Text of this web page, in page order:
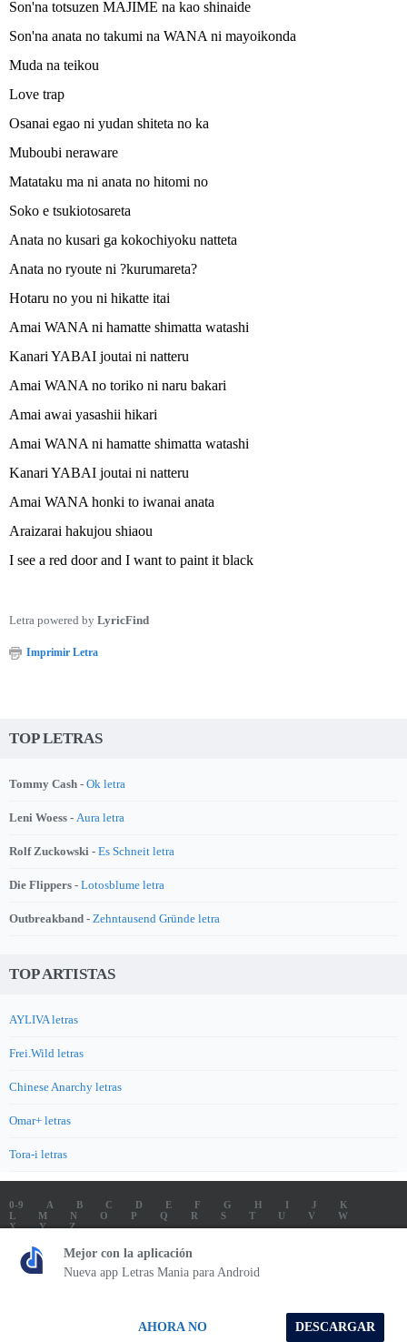
Son'na totsuzen MAJIME na kao shinaide
Son'na anata no takumi na WANA ni mayoikonda
Muda na teikou
Love trap
Osanai egao ni yudan shiteta no ka
Muboubi neraware
Matataku ma ni anata no hitomi no
Soko e tsukiotosareta
Anata no kusari ga kokochiyoku natteta
Anata no ryoute ni ?kurumareta?
Hotaru no you ni hikatte itai
Amai WANA ni hamatte shimatta watashi
Kanari YABAI joutai ni natteru
Amai WANA no toriko ni naru bakari
Amai awai yasashii hikari
Amai WANA ni hamatte shimatta watashi
Kanari YABAI joutai ni natteru
Amai WANA honki to iwanai anata
Araizarai hakujou shiaou
I see a red door and I want to paint it black
Letra powered by LyricFind
Imprimir Letra
TOP LETRAS
Tommy Cash - Ok letra
Leni Woess - Aura letra
Rolf Zuckowski - Es Schneit letra
Die Flippers - Lotosblume letra
Outbreakband - Zehntausend Gründe letra
TOP ARTISTAS
AYLIVA letras
Frei.Wild letras
Chinese Anarchy letras
Omar+ letras
Tora-i letras
0-9 A B C D E F G H I J
K
L
M N O P Q R S T V
W
X
Y
Z
LETRAS
SOUNDTRACK LETRAS
TOP 100 LETRAS
ENVIA LETRAS
Letrasmania.com - Copyright © 2026 - All Rights Reserved
Mejor con la aplicación
Nueva app Letras Mania para Android
DESCARGAR
AHORA NO